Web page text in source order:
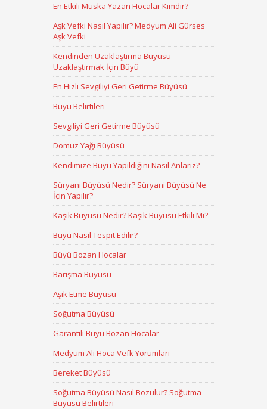
En Etkili Muska Yazan Hocalar Kimdir?
Aşk Vefki Nasıl Yapılır? Medyum Ali Gürses
Aşk Vefki
Kendinden Uzaklaştırma Büyüsü –
Uzaklaştırmak İçin Büyü
En Hızlı Sevgiliyi Geri Getirme Büyüsü
Büyü Belirtileri
Sevgiliyi Geri Getirme Büyüsü
Domuz Yağı Büyüsü
Kendimize Büyü Yapıldığını Nasıl Anlarız?
Süryani Büyüsü Nedir? Süryani Büyüsü Ne
İçin Yapılır?
Kaşık Büyüsü Nedir? Kaşık Büyüsü Etkili Mi?
Büyü Nasıl Tespit Edilir?
Büyü Bozan Hocalar
Barışma Büyüsü
Aşık Etme Büyüsü
Soğutma Büyüsü
Garantili Büyü Bozan Hocalar
Medyum Ali Hoca Vefk Yorumları
Bereket Büyüsü
Soğutma Büyüsü Nasıl Bozulur? Soğutma
Büyüsü Belirtileri